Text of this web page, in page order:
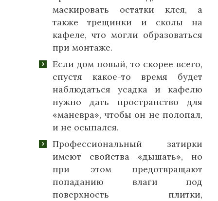
маскировать остатки клея, а
также трещинки и сколы на
кафеле, что могли образоваться
при монтаже.
Если дом новый, то скорее всего,
спустя какое-то время будет
наблюдаться усадка и кафелю
нужно дать пространство для
«маневра», чтобы он не полопал,
и не осыпался.
Профессиональный затирки
имеют свойства «дышать», но
при этом предотвращают
попаданию влаги под
поверхность плитки,